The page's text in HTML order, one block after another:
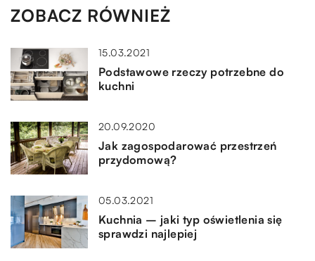
ZOBACZ RÓWNIEŻ
15.03.2021
Podstawowe rzeczy potrzebne do
kuchni
20.09.2020
Jak zagospodarować przestrzeń
przydomową?
05.03.2021
Kuchnia – jaki typ oświetlenia się
sprawdzi najlepiej